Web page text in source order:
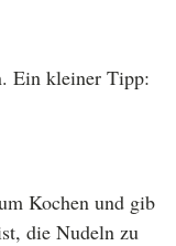
Ein kleiner Tipp:
Kochen und gib
die Nudeln zu